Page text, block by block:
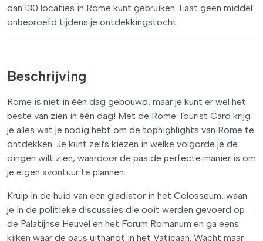
dan 130 locaties in Rome kunt gebruiken. Laat geen middel
onbeproefd tijdens je ontdekkingstocht.
Beschrijving
Rome is niet in één dag gebouwd, maar je kunt er wel het
beste van zien in één dag! Met de Rome Tourist Card krijg
je alles wat je nodig hebt om de tophighlights van Rome te
ontdekken. Je kunt zelfs kiezen in welke volgorde je de
dingen wilt zien, waardoor de pas de perfecte manier is om
je eigen avontuur te plannen.
Kruip in de huid van een gladiator in het Colosseum, waan
je in de politieke discussies die ooit werden gevoerd op
de Palatijnse Heuvel en het Forum Romanum en ga eens
kijken waar de paus uithangt in het Vaticaan. Wacht maar